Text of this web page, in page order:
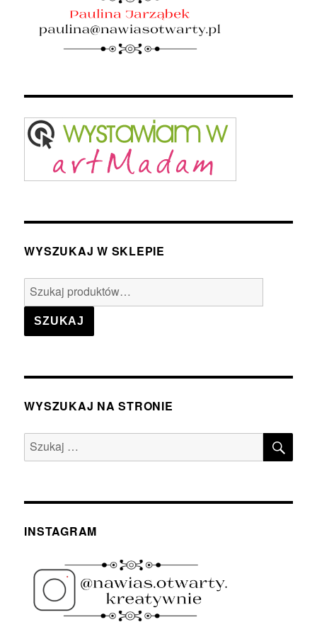
WYSZUKAJ W SKLEPIE
Szukaj:
SZUKAJ
WYSZUKAJ NA STRONIE
Szukaj:
INSTAGRAM